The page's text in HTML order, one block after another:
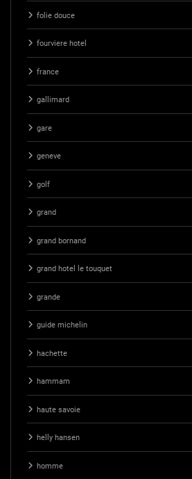
folie douce
fourviere hotel
france
gallimard
gare
geneve
golf
grand
grand bornand
grand hotel le touquet
grande
guide michelin
hachette
hammam
haute savoie
helly hansen
homme